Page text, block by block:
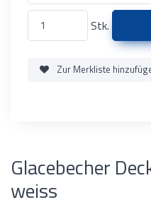
Stk.
Zur Merkliste
Glacebecher
weiss